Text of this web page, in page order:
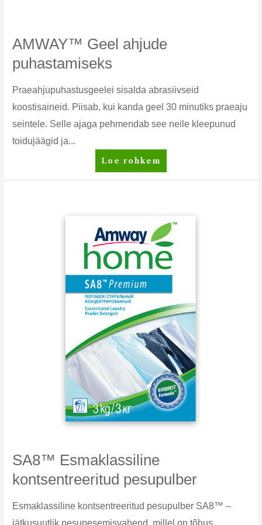
AMWAY™ Geel ahjude
puhastamiseks
Praeahjupuhastusgeelei sisalda abrasiivseid
koostisaineid. Piisab, kui kanda geel 30 minutiks praeaju
seintele. Selle ajaga pehmendab see neile kleepunud
toidujäägid ja...
AMWAY™
Geel
Loe rohkem
SA8™ Esmaklassiline
kontsentreeritud pesupulber
Esmaklassiline kontsentreeritud pesupulber SA8™ –
jätkusuutlik pesupesemisvahend, millel on tõhus